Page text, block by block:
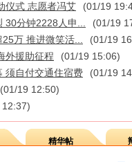
仪式 志愿者冯艾
(01/19
分钟2228人申...
(01/19
万 推进微笑活...
(01/19
外援助征程
(01/19 15:06)
须自付交通住宿费
(01/19
(01/19 12:50)
精华帖